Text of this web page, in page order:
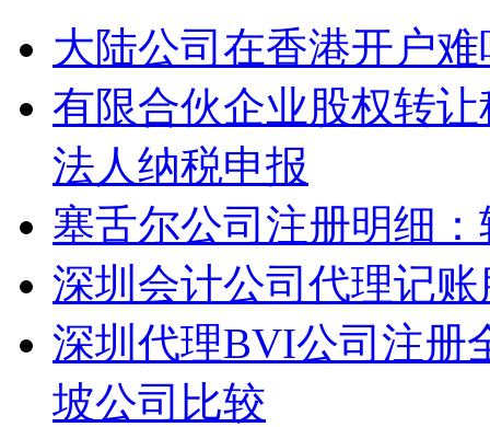
大陆公司在香港开户
有限合伙企业股权转
法人纳税申报
塞舌尔公司注册明细
深圳会计公司代理记
深圳代理BVI公司注册
坡公司比较